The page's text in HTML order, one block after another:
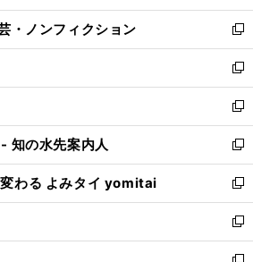
開
く
ウ
で
開
く
ン
ド
ウ
で
開
く
ウ
ィ
ン
ド
ウ
で
開
く
・ノンフィクション
新
し
い
ウ
ィ
ン
ド
ウ
で
開
く
新
し
い
ウ
ィ
ン
ド
ウ
で
開
新
し
い
ウ
ィ
ン
ド
ウ
知の水先案内人
新
し
い
ウ
ィ
ン
わる よみタイ yomitai
新
し
い
ウ
新
し